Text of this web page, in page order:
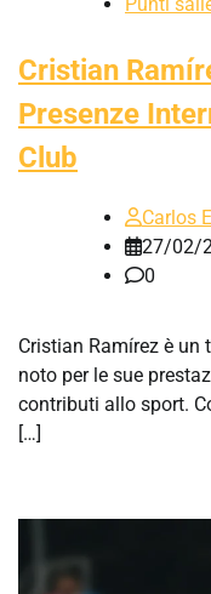
Cristian
Presenze
Club
Carlos
27/02/
0
Cristian Ramírez è
noto per le sue
contributi allo sport.
[…]